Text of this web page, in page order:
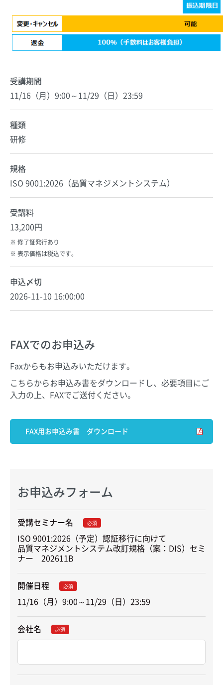
受講期間
11/16（月）9:00～11/29（日）23:59
種類
研修
規格
ISO 9001:2026（品質マネジメントシステム）
受講料
13,200円
修了証発行あり
表示価格は税込です。
申込〆切
2026-11-10 16:00:00
FAXでのお申込み
Faxからもお申込みいただけます。
こちらからお申込み書をダウンロードし、必要項目にご
入力の上、FAXでご送付ください。
FAX用お申込み書 ダウンロード
お申込みフォーム
受講セミナー名 必須
ISO 9001:2026（予定）認証移行に向けて
品質マネジメントシステム改訂規格（案：DIS）セミ
ナー　202611B
開催日程 必須
11/16（月）9:00～11/29（日）23:59
会社名 必須